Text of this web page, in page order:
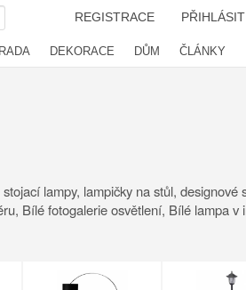
REGISTRACE PŘIHLÁSIT
DEKORACE DŮM ČLÁNKY
lampy, lampičky na stůl, designové
Bílé fotogalerie osvětlení, Bílé lampa v